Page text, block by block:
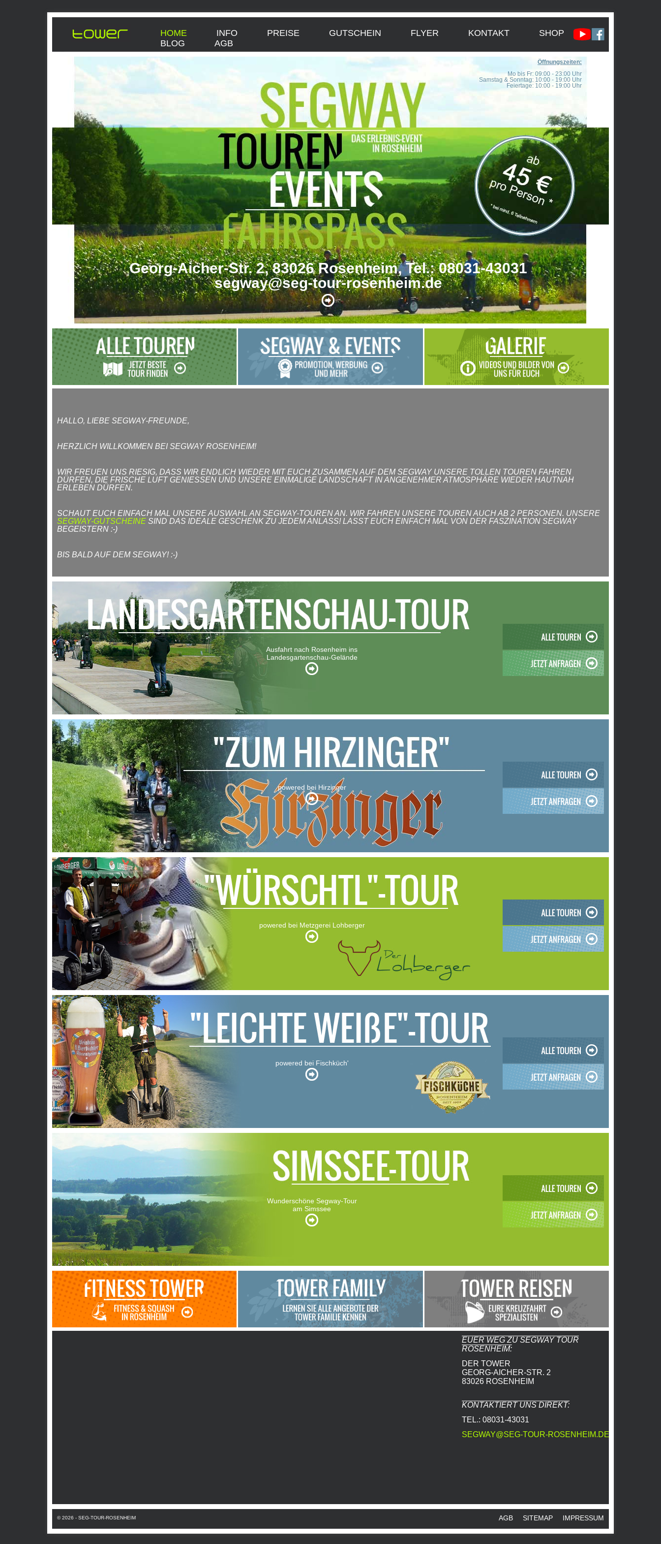
HOME INFO PREISE GUTSCHEIN FLYER KONTAKT
SHOP
BLOG
AGB
Öffnungszeiten:
Mo bis Fr: 09:00 - 23:00 Uhr
Samstag & Sonntag: 10:00 - 19:00 Uhr
Feiertage: 10:00 - 19:00 Uhr
Georg-Aicher-Str. 2, 83026 Rosenheim, Tel.: 08031-43031
segway@seg-tour-rosenheim.de
HALLO, LIEBE SEGWAY-FREUNDE,
HERZLICH WILLKOMMEN BEI SEGWAY ROSENHEIM!
WIR FREUEN UNS RIESIG, DASS WIR ENDLICH WIEDER MIT EUCH ZUSAMMEN AUF DEM SEGWAY UNSERE TOLLEN TOUREN FAHREN
DÜRFEN, DIE FRISCHE LUFT GENIESSEN UND UNSERE EINMALIGE LANDSCHAFT IN ANGENEHMER ATMOSPHÄRE WIEDER HAUTNAH E
RLEBEN DÜRFEN.
SCHAUT EUCH EINFACH MAL UNSERE AUSWAHL AN SEGWAY-TOUREN AN. WIR FAHREN UNSERE TOUREN AUCH AB 2 PERSONEN. UNSERE
SEGWAY-GUTSCHEINE SIND DAS IDEALE GESCHENK ZU JEDEM ANLASS! LASST EUCH EINFACH MAL VON DER FASZINATION SEGWAY
BEGEISTERN :-)
BIS BALD AUF DEM SEGWAY! :-)
Ausfahrt nach Rosenheim ins
Landesgartenschau-Gelände
powered bei Hirzinger
powered bei Metzgerei Lohberger
powered bei Fischküch'
Wunderschöne Segway-Tour
am Simssee
EUER WEG ZU SEGWAY TOUR
ROSENHEIM:
DER TOWER
GEORG-AICHER-STR. 2
83026 ROSENHEIM
KONTAKTIERT UNS DIREKT:
TEL.: 08031-43031
SEGWAY@SEG-TOUR-ROSENHEIM.DE
überspringen
IMPRESSUM
SITEMAP
AGB
© 2026 - SEG-TOUR-ROSENHEIM